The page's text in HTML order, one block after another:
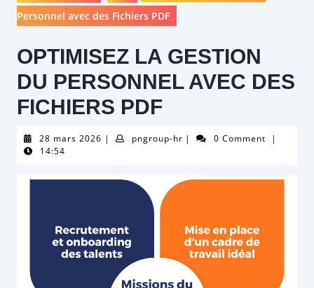
Personnel avec des Fichiers PDF
OPTIMISEZ LA GESTION
DU PERSONNEL AVEC DES
FICHIERS PDF
28 mars 2026 28| pngroup-hrpngroup-
| 0 Comment
|
14:54